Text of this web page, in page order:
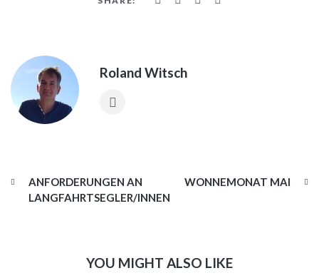
Roland Witsch
ANFORDERUNGEN AN
LANGFAHRTSEGLER/INNEN
WONNEMONAT MAI
YOU MIGHT ALSO LIKE